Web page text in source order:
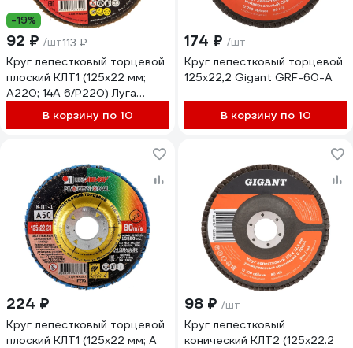
-19%
92 ₽ /шт113 ₽
Круг лепестковый торцевой
плоский КЛТ1 (125х22 мм;
А220; 14А 6/Р220) Луга
4603347337912
В корзину по 10
174 ₽ /шт
Круг лепестковый торцевой
125x22,2 Gigant GRF-60-А
В корзину по 10
224 ₽
Круг лепестковый торцевой
плоский КЛТ1 (125х22 мм; А
98 ₽ /шт
Круг лепестковый
конический КЛТ2 (125x22.2